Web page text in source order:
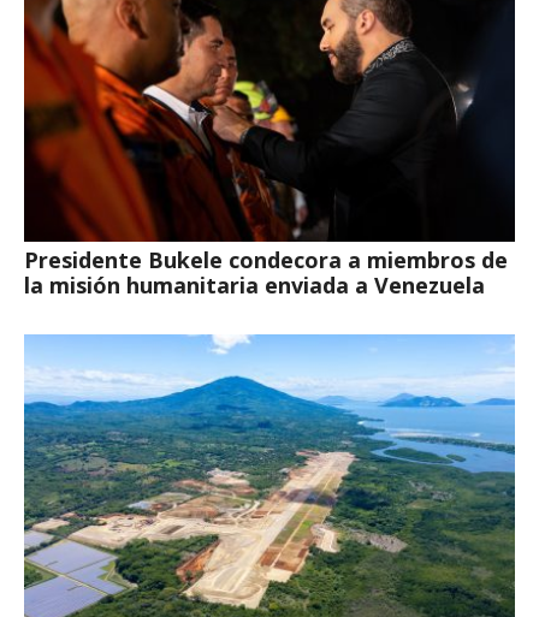
Presidente Bukele condecora a miembros de
la misión humanitaria enviada a Venezuela